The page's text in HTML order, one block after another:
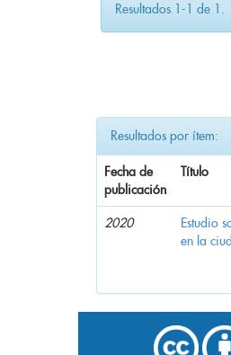
Resultados 1-1 de 1.
Resultados por ítem:
Fecha de
publicación
Título
2020
Estudio
en la